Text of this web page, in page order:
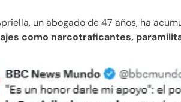
un abogado de 47 años, ha
como narcotraficantes,